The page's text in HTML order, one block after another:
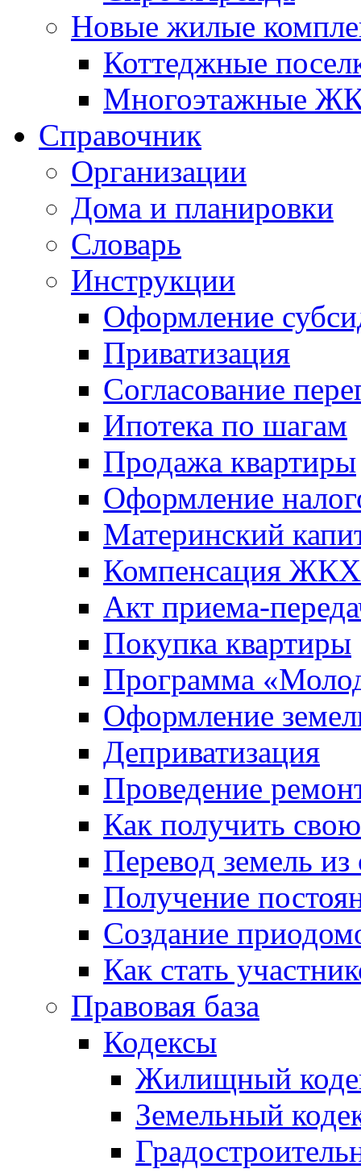
Новые жилые
Коттеджные
Многоэтажные
Справочник
Организации
Дома и планировки
Словарь
Инструкции
Оформление
Приватизация
Согласование
Ипотека по шагам
Продажа квартиры
Оформление
Материнский
Компенсация ЖКХ
Акт приема-
Покупка квартиры
Программа
Оформление
Деприватизация
Проведение
Как получить
Перевод земель
Получение
Создание
Как стать
Правовая база
Кодексы
Жилищный
Земельный